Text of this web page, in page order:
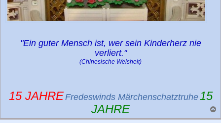
"Ein guter Mensch ist, wer sein Kinderherz nie
verliert."
(Chinesische Weisheit)
15 JAHREFredeswinds Märchenschatztruhe 15
JAHRE
a